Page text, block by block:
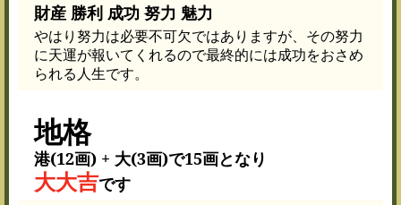
財産 勝利 成功 努力 魅力
やはり努力は必要不可欠ではありますが、その努力
に天運が報いてくれるので最終的には成功をおさめ
られる人生です。
地格
港(12画) + 大(3画)で15画となり
大大吉です